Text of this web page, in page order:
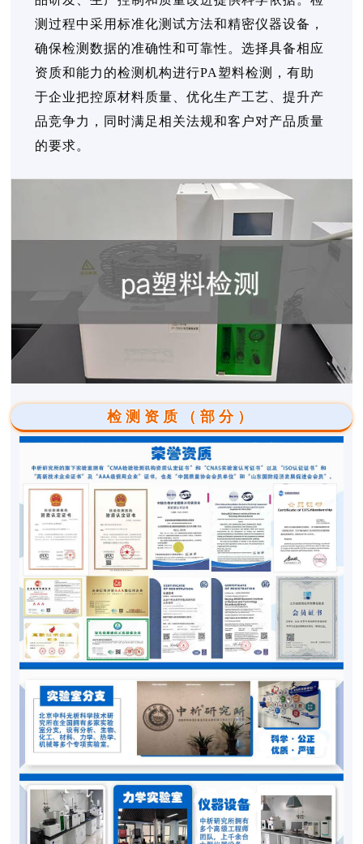
测过程中采用标准化测试方法和精密仪器设备，
确保检测数据的准确性和可靠性。选择具备相应
资质和能力的检测机构进行PA塑料检测，有助
于企业把控原材料质量、优化生产工艺、提升产
品竞争力，同时满足相关法规和客户对产品质量
的要求。
检测资质（部分）